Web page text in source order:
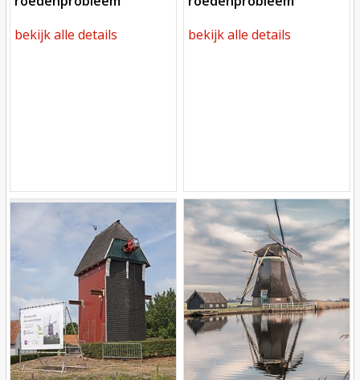
bekijk alle details
bekijk alle details
Mill Mill